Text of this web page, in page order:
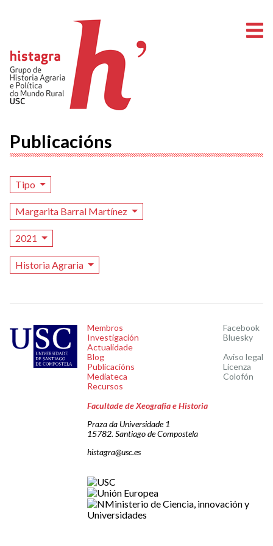
Publicacións
Tipo
Margarita Barral Martínez
2021
Historia Agraria
Membros
Investigación
Actualidade
Blog
Publicacións
Mediateca
Recursos
Facebook
Bluesky
Aviso legal
Licenza
Colofón
Facultade de Xeografía e Historia
Praza da Universidade 1
15782. Santiago de Compostela
histagra@usc.es